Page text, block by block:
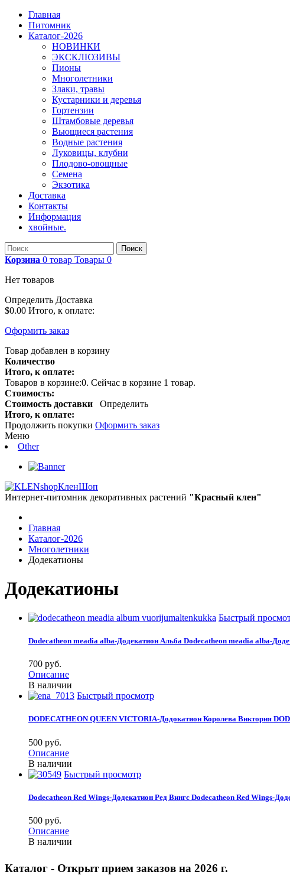
Главная
Питомник
Каталог-2026
НОВИНКИ
ЭКСКЛЮЗИВЫ
Пионы
Многолетники
Злаки, травы
Кустарники и деревья
Гортензии
Штамбовые деревья
Вьющиеся растения
Водные растения
Луковицы, клубни
Плодово-овощные
Семена
Экзотика
Доставка
Контакты
Информация
хвойные.
Поиск
Корзина 0 товар Товары 0
Нет товаров
Определить Доставка
$0.00 Итого, к оплате:
Оформить заказ
Товар добавлен в корзину
Количество
Итого, к оплате:
Товаров в корзине:0. Сейчас в корзине 1 товар.
Стоимость:
Стоимость доставки
Определить
Итого, к оплате:
Продолжить покупки Оформить заказ
Меню
Other
КленШоп
Интернет-питомник декоративных растений "Красный клен"
Главная
Каталог-2026
Многолетники
Додекатионы
Додекатионы
Быстрый
Dodecatheon meadia alba-Додекатион Альба Dodecatheon meadia alba-
700 pуб.
Описание
В наличии
Быстрый просмотр
DODECATHEON QUEEN VICTORIA-Додокатион Королева Виктория
500 pуб.
Описание
В наличии
Быстрый просмотр
Dodecatheon Red Wings-Додекатион Ред Вингс Dodecatheon Red Wings-
500 pуб.
Описание
В наличии
Каталог - Открыт прием заказов на 2026 г.